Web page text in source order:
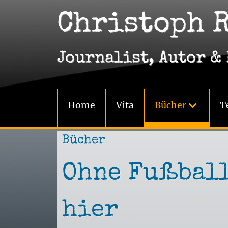
Christoph
Journalist, Autor &
Navigation
überspringen
Home Vita Bücher
Bücher
Ohne
hier